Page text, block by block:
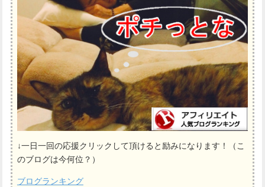
↓一日一回の応援クリックして頂けると励みになります！（こ
のブログは今何位？）
ブログランキング